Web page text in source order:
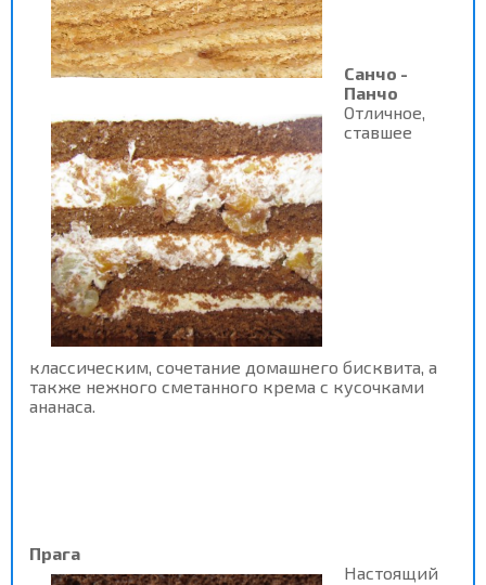
Санчо -
Панчо
Отличное,
ставшее
классическим, сочетание домашнего бисквита, а
также нежного сметанного крема с кусочками
ананаса.
Прага
Настоящий